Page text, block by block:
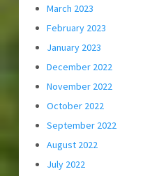
March 2023
February 2023
January 2023
December 2022
November 2022
October 2022
September 2022
August 2022
July 2022